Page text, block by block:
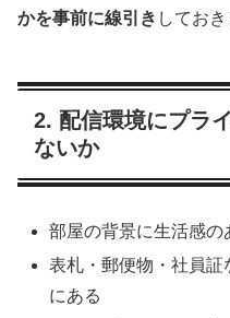
かを事前に線引き しておき
2. 配信環境にプラ
ないか
部屋の背景に生活感
表札・郵便物・社員
にある